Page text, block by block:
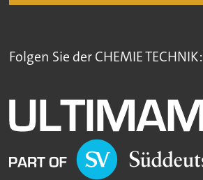
Folgen Sie der CHEMIE TECHNIK: